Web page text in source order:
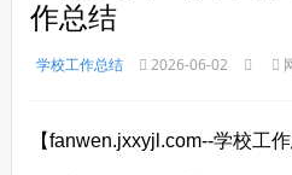
作总结
学校工作总结 2026-06-02
【fanwen.jxxyjl.com--学校工作